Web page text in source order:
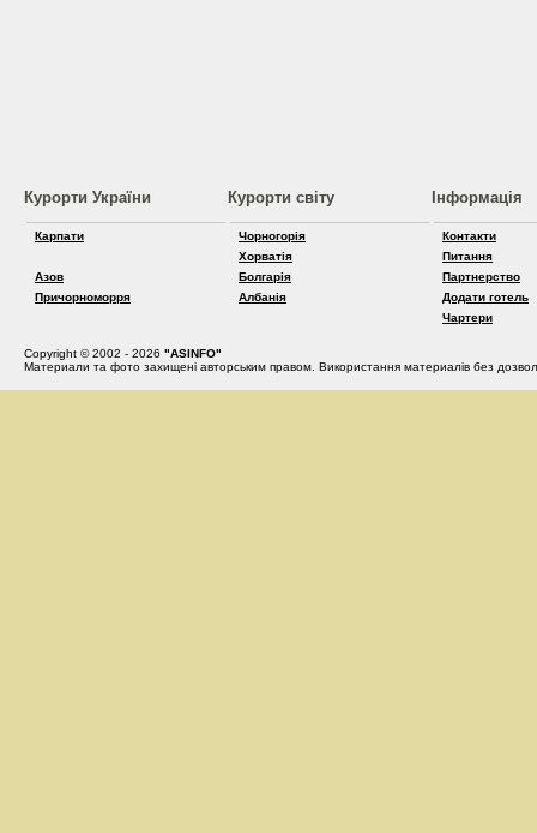
Курорти України
Карпати
Азов
Причорноморря
Курорти світу
Чорногорія
Хорватія
Болгарія
Албанія
Інформація
Контакти
Питання
Партнерство
Додати готель
Чартери
Copyright © 2002 - 2026 "ASINFO"
Материали та фото захищені авторським правом. Використання материалів без